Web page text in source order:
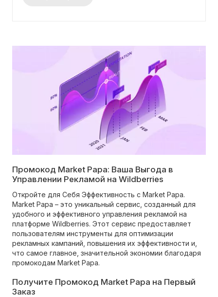
Промокод Market Papa: Ваша Выгода в
Управлении Рекламой на Wildberries
Откройте для Себя Эффективность с Market Papa.
Market Papa – это уникальный сервис, созданный для
удобного и эффективного управления рекламой на
платформе Wildberries. Этот сервис предоставляет
пользователям инструменты для оптимизации
рекламных кампаний, повышения их эффективности и,
что самое главное, значительной экономии благодаря
промокодам Market Papa.
Получите Промокод Market Papa на Первый
Заказ